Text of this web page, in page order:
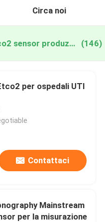
Circa noi
medical mainstream etco2 sensor produzione online (146)
per ospedali UTI
Contattaci
Mainstream
per la misurazione